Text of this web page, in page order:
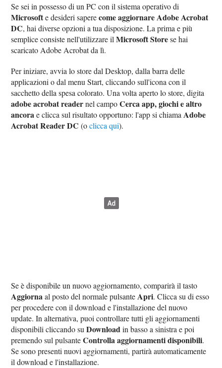
Se sei in possesso di un PC con il sistema operativo di
Microsofte desideri saperecome aggiornare Adobe Acrobat
DC, hai diverse opzioni a tua disposizione. La prima e più
semplice consiste nell'utilizzare ilMicrosoft Storese hai
scaricato Adobe Acrobat da lì.
Per iniziare, avvia lo store dal Desktop, dalla barra delle
applicazioni o dal menu Start, cliccando sull'icona con il
sacchetto della spesa colorato. Una volta aperto lo store, digita
adobe acrobat readernel campoCerca app, giochi e altro
ancorae clicca sul risultato opportuno: l'app si chiama Adobe
Acrobat Reader DC (oclicca qui).
Se è disponibile un nuovo aggiornamento, comparirà il tasto
Aggiornaal posto del normale pulsante Apri. Clicca su di esso
per procedere con il download e l'installazione del nuovo
update. In alternativa, puoi controllare tutti gli aggiornamenti
disponibili cliccando suDownloadin basso a sinistra e poi
premendo sul pulsanteControlla aggiornamenti disponibili.
Se sono presenti nuovi aggiornamenti, partirà automaticamente
il download e l'installazione.